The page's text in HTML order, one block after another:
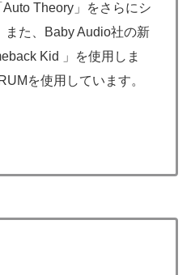
Theory」をさらにシ
また、Baby Audio社の新
Kid 」を使用しま
を使用しています。